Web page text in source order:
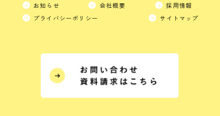
お知らせ 会社概要
採用情報
プライバシーポリシー
サイトマップ